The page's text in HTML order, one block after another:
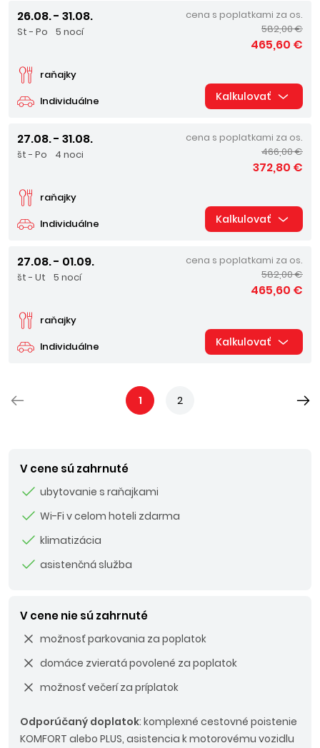
26.08. - 31.08.
St - Po 5 nocí
Individuálne
raňajky
cena s poplatkami za os.
582,00 €
465,60 €
Kalkulovať
27.08. - 31.08.
št - Po 4 noci
Individuálne
raňajky
cena s poplatkami za os.
466,00 €
372,80 €
Kalkulovať
27.08. - 01.09.
št - Ut 5 nocí
Individuálne
raňajky
cena s poplatkami za os.
582,00 €
465,60 €
Kalkulovať
1 2
V cene sú zahrnuté
ubytovanie s raňajkami
Wi-Fi v celom hoteli zdarma
klimatizácia
asistenčná služba
V cene nie sú zahrnuté
možnosť parkovania za poplatok
domáce zvieratá povolené za poplatok
možnosť večerí za príplatok
Odporúčaný doplatok: komplexné cestovné poistenie
KOMFORT alebo PLUS, asistencia k motorovému vozidlu